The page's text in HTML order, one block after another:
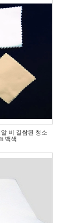
비 길쌈된 청소
백색